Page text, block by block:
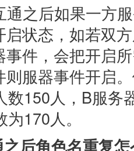
通之后如果一方
状态，如若双
事件，会把开启
则服器事件开启
数150人，B服务
170人。
后角色名重复